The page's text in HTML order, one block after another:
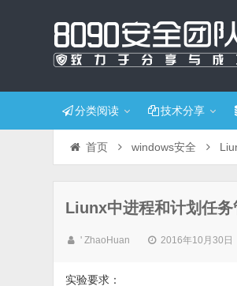
分类阅读 技术分享
首页 windows安全
Liunx中进程和计划任务
' ZhaoHuan 2016年10月30日
实验要求：